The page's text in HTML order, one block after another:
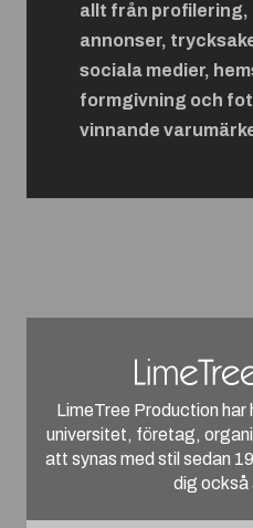
allt från
annonser,
sociala medier,
formgivning och
vinnande
LimeTree Production har
universitet, företag,
att synas med stil sedan
dig också